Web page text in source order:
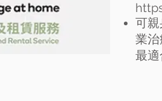
可
業
最